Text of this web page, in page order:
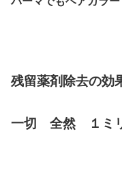
残留薬剤除去の効
一切 全然 １ミリ